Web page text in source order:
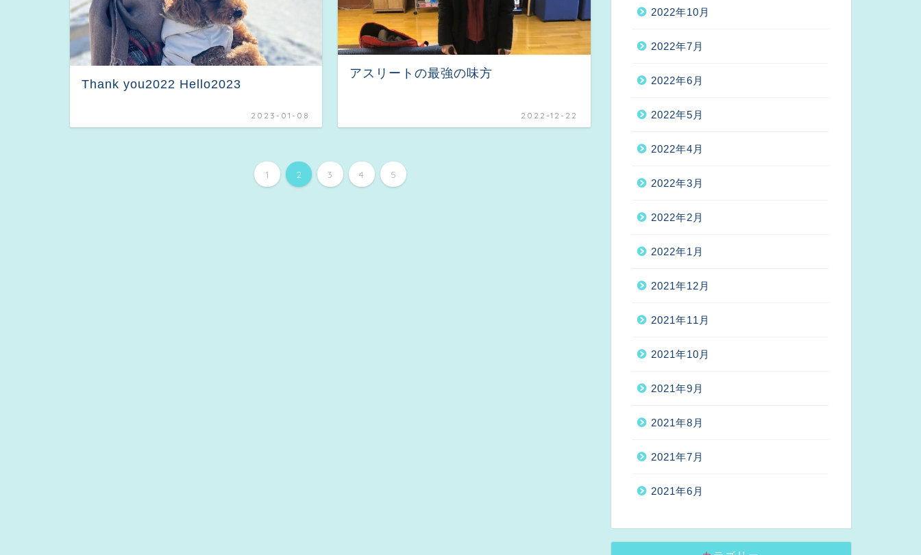
Thank you2022 Hello2023
2023-01-08
アスリートの最強の味方
2022-12-22
1 2 3 4 5
2022年10月
2022年7月
2022年6月
2022年5月
2022年4月
2022年3月
2022年2月
2022年1月
2021年12月
2021年11月
2021年10月
2021年9月
2021年8月
2021年7月
2021年6月